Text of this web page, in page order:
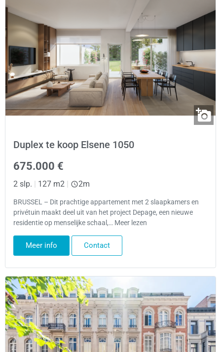
Duplex te koop Elsene 1050
675.000 €
2 slp. | 127 m2 | 2m
BRUSSEL – Dit prachtige appartement met 2 slaapkamers en
privétuin maakt deel uit van het project Depage, een nieuwe
residentie op menselijke schaal,… Meer lezen
Meer info Contact